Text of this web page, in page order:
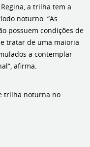
a trilha tem a
noturno. “As
possuem condições de
tratar de uma maioria
a contemplar
afirma.
trilha noturna no